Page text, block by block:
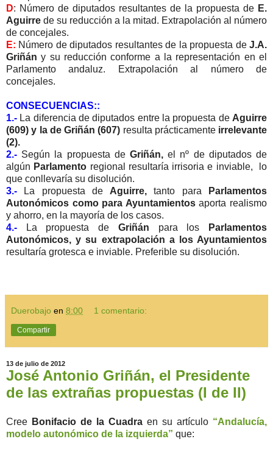
D: Número de diputados resultantes de la propuesta de E.
Aguirre de su reducción a la mitad. Extrapolación al número
de concejales.
E: Número de diputados resultantes de la propuesta deJ.A.
Griñán y su reducción conforme a la representación en el
Parlamento andaluz. Extrapolación al número de
concejales.
CONSECUENCIAS::
1.- La diferencia de diputados entre la propuesta de Aguirre
(609) y la de Griñán (607) resulta prácticamente irrelevante
(2).
2.- Según la propuesta de Griñán, el nº de diputados de
algún Parlamento regional resultaría irrisoria e inviable, lo
que conllevaría su disolución.
3.- La propuesta de Aguirre, tanto para
Parlamentos
Autonómicos como para Ayuntamientosaporta realismo
y ahorro, en la mayoría de los casos.
4.-
La propuesta de Griñán para los
Parlamentos
Autonómicos, y su extrapolación a los Ayuntamientos
resultaría grotesca e inviable. Preferible su disolución.
Duerobajo en 8:00 1 comentario:
Compartir
13 de julio de 2012
José Antonio Griñán, el Presidente
de las extrañas propuestas (I de II)
Cree Bonifacio de la Cuadra en su artículo “Andalucía,
modelo autonómico de la izquierda” que: